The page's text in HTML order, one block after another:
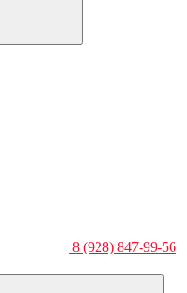
8 (928) 847-99-56